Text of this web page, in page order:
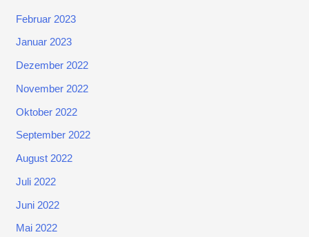
Februar 2023
Januar 2023
Dezember 2022
November 2022
Oktober 2022
September 2022
August 2022
Juli 2022
Juni 2022
Mai 2022